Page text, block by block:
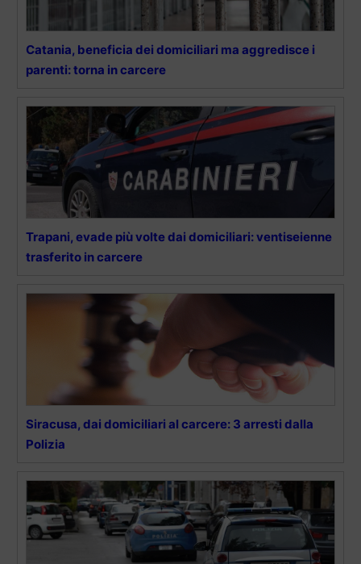
Catania, beneficia dei domiciliari ma aggredisce i
parenti: torna in carcere
Trapani, evade più volte dai domiciliari: ventiseienne
trasferito in carcere
Siracusa, dai domiciliari al carcere: 3 arresti dalla
Polizia